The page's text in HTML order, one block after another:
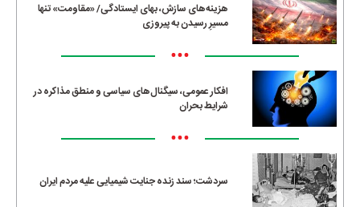
هزینه‌های سازش، بهای ایستادگی/ «مقاومت» تنها
مسیرِ رسیدن به پیروزی
•••
افکار عمومی، سیگنال‌های سیاسی و منطق مذاکره در
شرایط بحران
•••
سردشت؛ سند زنده جنایت شیمیایی علیه مردم ایران